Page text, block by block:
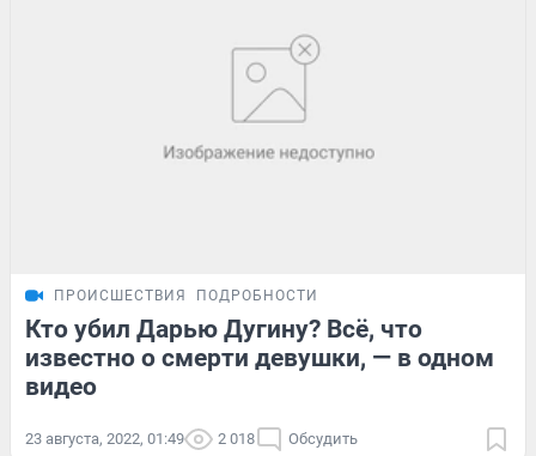
ПРОИСШЕСТВИЯ ПОДРОБНОСТИ
Кто убил Дарью Дугину? Всё, что
известно о смерти девушки, — в одном
видео
23 августа, 2022, 01:49 2 018 Обсудить